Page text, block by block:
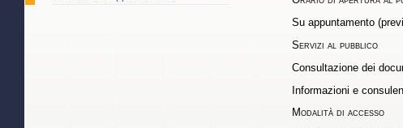
Su appuntamento
Servizi al pubblico
Consultazione dei
Informazioni e
Modalità di accesso